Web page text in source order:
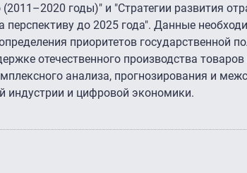
годы)" и "Стратегии развития
до 2025 года". Данные
приоритетов государственной
отечественного производства товаров
анализа, прогнозирования и
индустрии и цифровой экономики.